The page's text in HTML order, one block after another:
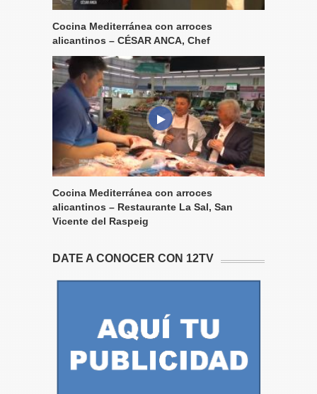
Cocina Mediterránea con arroces
alicantinos – CÉSAR ANCA, Chef
Cocina Mediterránea con arroces
alicantinos – Restaurante La Sal, San
Vicente del Raspeig
DATE A CONOCER CON 12TV